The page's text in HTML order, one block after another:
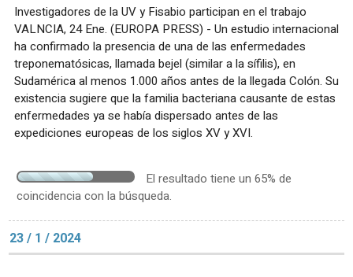
Investigadores de la UV y Fisabio participan en el trabajo
VALNCIA, 24 Ene. (EUROPA PRESS) - Un estudio internacional
ha confirmado la presencia de una de las enfermedades
treponematósicas, llamada bejel (similar a la sífilis), en
Sudamérica al menos 1.000 años antes de la llegada Colón. Su
existencia sugiere que la familia bacteriana causante de estas
enfermedades ya se había dispersado antes de las
expediciones europeas de los siglos XV y XVI.
El resultado tiene un 65% de
coincidencia con la búsqueda.
23 / 1 / 2024